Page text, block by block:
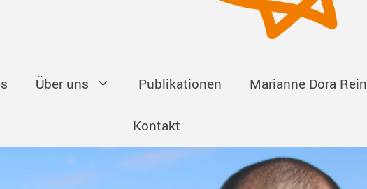
Über uns Publikationen Marianne Dora Rein
Kontakt